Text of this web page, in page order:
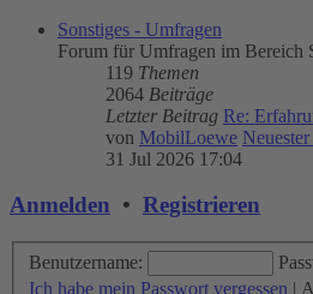
Sonstiges - Umfragen
Forum für Umfragen im Bereich
119 Themen
2064 Beiträge
Letzter Beitrag Re:
von MobilLoewe
31 Jul 2026 17:04
Anmelden • Registrieren
Benutzername:
Ich habe mein Passwort vergessen |